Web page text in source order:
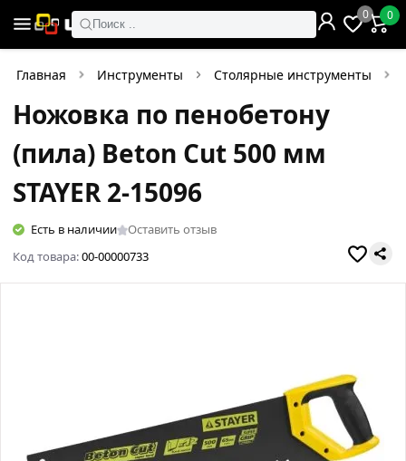
Поиск ..
0 0
Главная Инструменты Столярные инструменты
Ножовка по пенобетону
(пила) Beton Cut 500 мм
STAYER 2-15096
Есть в наличии
Оставить отзыв
Код товара:00-00000733